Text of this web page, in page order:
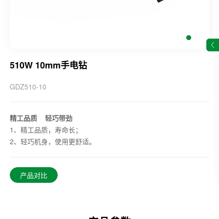
510W 10mm手电钻
GDZ510-10
精工品质 轻巧带劲
1、精工品质，寿命长；
2、轻巧机身，使用更舒适。
产品对比